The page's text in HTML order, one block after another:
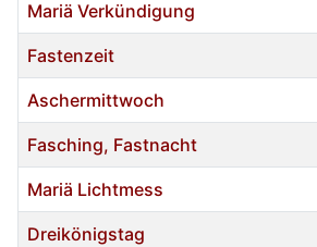
Mariä Verkündigung
Fastenzeit
Aschermittwoch
Fasching, Fastnacht
Mariä Lichtmess
Dreikönigstag